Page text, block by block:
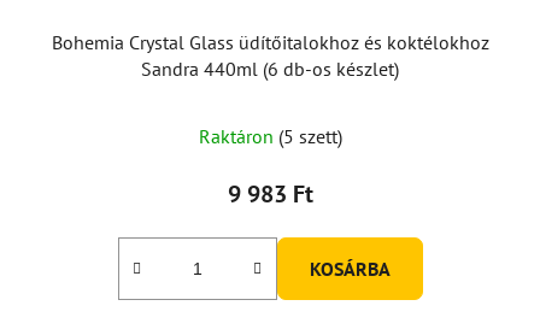
Bohemia Crystal Glass üdítőitalokhoz és koktélokhoz
Sandra 440ml (6 db-os készlet)
Raktáron (5 szett)
9 983 Ft
KOSÁRBA